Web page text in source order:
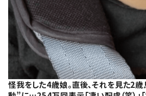
怪我をした4歳娘。直後、それを見た2